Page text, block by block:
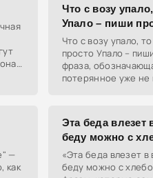
Что с возу
Упало – пиши
Что с возу упало,
просто Упало –
фраза,
потерянное уже не
—
как
Эта беда влезет
беду можно с
«Эта беда влезет в
беду можно с